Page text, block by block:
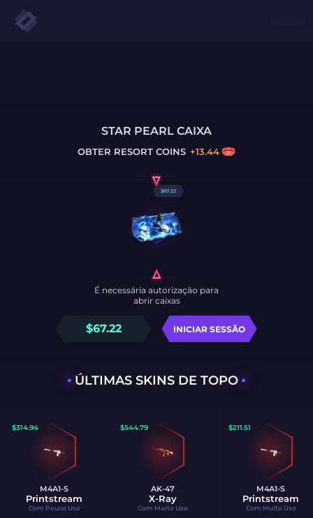
STAR PEARL CAIXA
OBTER RESORT COINS +13.44
$67.22
$67.22 INICIAR SESSÃO
É necessária autorização para
abrir caixas
ÚLTIMAS SKINS DE TOPO
$314.94
M4A1-S
Printstream
Com Pouco Uso
$544.79
AK-47
X-Ray
Com Muito Uso
$211.51
M4A1-S
Printstream
Com Muito Uso